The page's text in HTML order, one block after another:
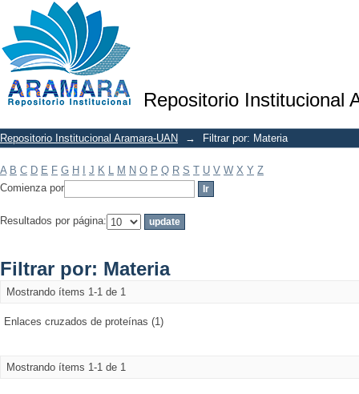
Repositorio Institucional
Filtrar por: Materia
Repositorio Institucional Aramara-UAN → Filtrar por: Materia
A B C D E F G H J K L M N O P Q R S T U V W X Y Z
Comienza por
Resultados por página:
Filtrar por: Materia
Mostrando ítems 1-1 de 1
Enlaces cruzados de proteínas (1)
Mostrando ítems 1-1 de 1